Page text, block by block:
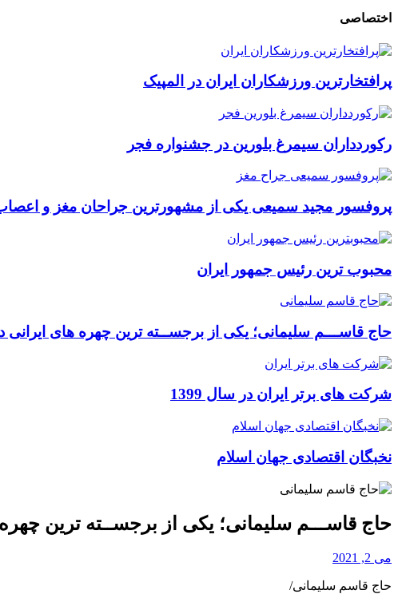
اختصاصی
پرافتخارترین ورزشکاران ایران در المپیک
رکوردداران سیمرغ بلورین در جشنواره فجر
پروفسور مجید سمیعی یکی از مشهورترین جراحان مغز و
محبوب ترین رئیس جمهور ایران
حاج قاســـم سلیمانی؛ یکی از برجســته ترین چهره های ایرانی
شرکت های برتر ایران در سال 1399
نخبگان اقتصادی جهان اسلام
حاج قاســـم سلیمانی؛ یکی از برجســته ترین
می 2, 2021
حاج قاسم سلیمانی/